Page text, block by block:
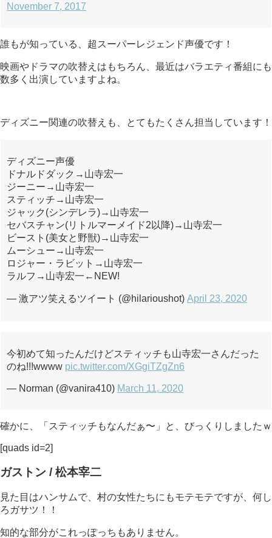
November 7, 2017
誰もが知っている、超スーパーレジェンド声優です！
映画やドラマの吹替えはもちろん、最近はバラエティ番組にも
数多く出演していますよね。
ディズニー関連の吹替えも、とてもたくさん担当しています！
ディズニー声優
ドナルドダック→山寺宏一
ジーニー→山寺宏一
スティッチ→山寺宏一
ジャック(シンデレラ)→山寺宏一
セバスチャン(リトルマーメイド2以降)→山寺宏一
ビースト(美女と野獣)→山寺宏一
ムーシュー→山寺宏一
ロジャー・ラビット→山寺宏一
ラルフ→山寺宏一←NEW!
— 激アツ笑えるツイート (@hilarioushot) April 23, 2020
今初めて知ったんだけどスティッチも山寺宏一さんだった
のね!!!wwww pic.twitter.com/XGgiTZgZn6
— Norman (@vanira410) March 11, 2020
確かに、「スティッチもなんだぁ〜」と、びっくりしましたｗ
[quads id=2]
ガストン / 松本宰二
見た目はハンサムで、村の女性たちにもモテモテですが、何し
ろガサツ！！
知的な部分がこれっぽっちもありません。